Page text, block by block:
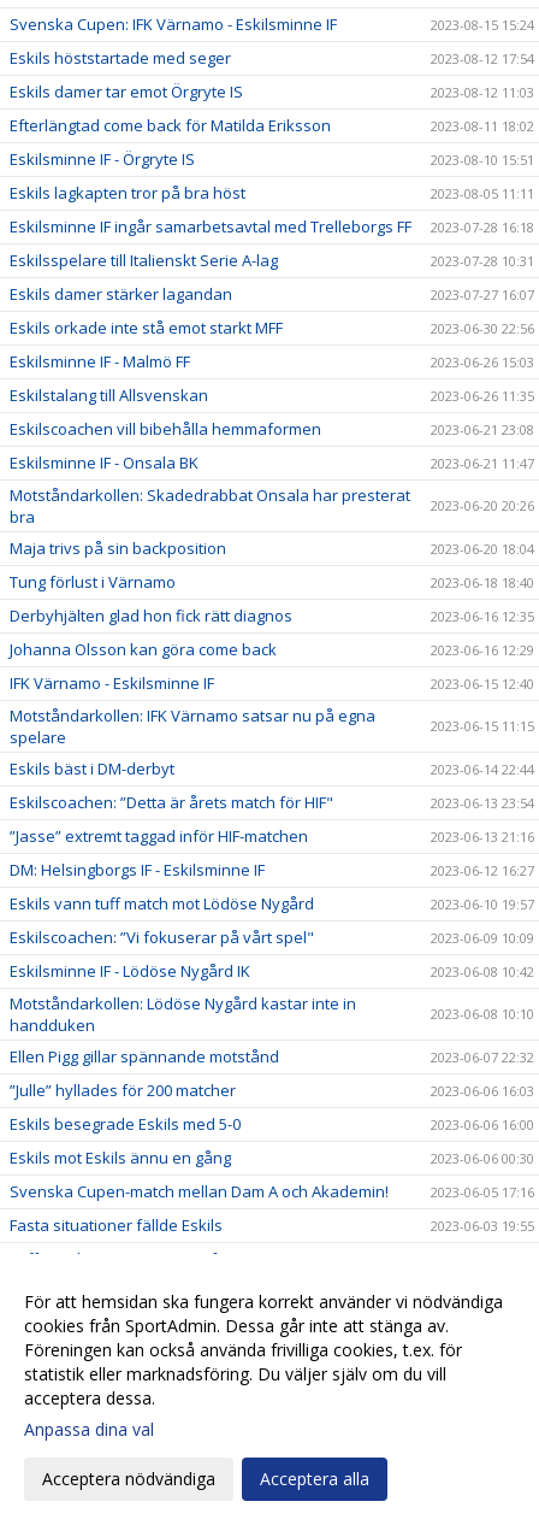
Svenska Cupen: IFK Värnamo - Eskilsminne IF 2023-08-15 15:24
Eskils höststartade med seger 2023-08-12 17:54
Eskils damer tar emot Örgryte IS 2023-08-12 11:03
Efterlängtad come back för Matilda Eriksson 2023-08-11 18:02
Eskilsminne IF - Örgryte IS 2023-08-10 15:51
Eskils lagkapten tror på bra höst 2023-08-05 11:11
Eskilsminne IF ingår samarbetsavtal med Trelleborgs FF 2023-07-28 16:18
Eskilsspelare till Italienskt Serie A-lag 2023-07-28 10:31
Eskils damer stärker lagandan 2023-07-27 16:07
Eskils orkade inte stå emot starkt MFF 2023-06-30 22:56
Eskilsminne IF - Malmö FF 2023-06-26 15:03
Eskilstalang till Allsvenskan 2023-06-26 11:35
Eskilscoachen vill bibehålla hemmaformen 2023-06-21 23:08
Eskilsminne IF - Onsala BK 2023-06-21 11:47
Motståndarkollen: Skadedrabbat Onsala har presterat
bra
2023-06-20 20:26
Maja trivs på sin backposition 2023-06-20 18:04
Tung förlust i Värnamo 2023-06-18 18:40
Derbyhjälten glad hon fick rätt diagnos 2023-06-16 12:35
Johanna Olsson kan göra come back 2023-06-16 12:29
IFK Värnamo - Eskilsminne IF 2023-06-15 12:40
Motståndarkollen: IFK Värnamo satsar nu på egna
spelare
2023-06-15 11:15
Eskils bäst i DM-derbyt 2023-06-14 22:44
Eskilscoachen: ”Detta är årets match för HIF" 2023-06-13 23:54
”Jasse” extremt taggad inför HIF-matchen 2023-06-13 21:16
DM: Helsingborgs IF - Eskilsminne IF 2023-06-12 16:27
Eskils vann tuff match mot Lödöse Nygård 2023-06-10 19:57
Eskilscoachen: ”Vi fokuserar på vårt spel" 2023-06-09 10:09
Eskilsminne IF - Lödöse Nygård IK 2023-06-08 10:42
Motståndarkollen: Lödöse Nygård kastar inte in
handduken
2023-06-08 10:10
Ellen Pigg gillar spännande motstånd 2023-06-07 22:32
”Julle” hyllades för 200 matcher 2023-06-06 16:03
Eskils besegrade Eskils med 5-0 2023-06-06 16:00
Eskils mot Eskils ännu en gång 2023-06-06 00:30
Svenska Cupen-match mellan Dam A och Akademin! 2023-06-05 17:16
Fasta situationer fällde Eskils 2023-06-03 19:55
Tuff match väntar mot seriefavorit
Motståndarkollen: Hårdsatsande Halmia med 14
nyförvärv
2023-06-01 09:50
”Aggi” närmar sig toppformen 2023-05-30 21:51
IS Halmia - Eskilsminne IF 2023-05-30 10:56
Alma Bertilssons hat trick sänkte Mariebo
Motståndarkollen: Mariebo IK satsar på egna talanger
Eskilsminne IF - Mariebo IK
För att hemsidan ska fungera korrekt använder vi nödvändiga
cookies från SportAdmin. Dessa går inte att stänga av.
Föreningen kan också använda frivilliga cookies, t.ex. för
statistik eller marknadsföring. Du väljer själv om du vill
acceptera dessa.
Anpassa dina val
Acceptera nödvändiga Acceptera alla